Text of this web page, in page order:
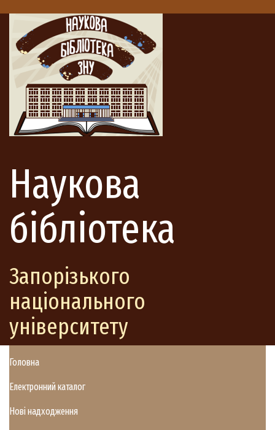
Наукова
бібліотека
Запорізького
національного
університету
Головна
Електронний каталог
Нові надходження